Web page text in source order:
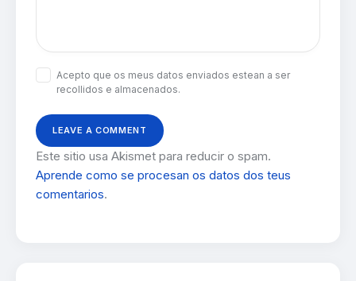
Acepto que os meus datos enviados estean a ser
recollidos e almacenados.
Este sitio usa Akismet para reducir o spam.
Aprende como se procesan os datos dos teus
comentarios.